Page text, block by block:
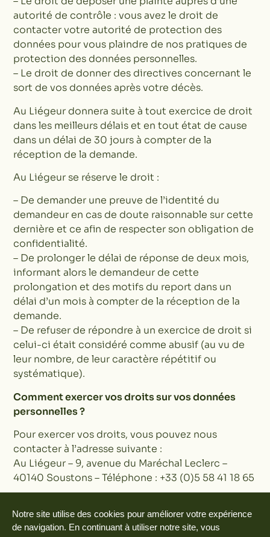
Notre site utilise des cookies pour améliorer votre expérience
de navigation. En continuant à utiliser notre site, vous
autorité de contrôle : vous avez le droit de
contacter votre autorité de protection des
données pour vous plaindre de nos pratiques de
protection des données personnelles.
– Le droit de donner des directives concernant le
sort de vos données après votre décès.
Au Liégeur donnera suite à tout exercice de droit
dans les meilleurs délais et en tout état de cause
dans un délai de 30 jours à compter de la
réception de la demande.
Au Liégeur se réserve le droit :
– De demander une preuve de l’identité du
demandeur en cas de doute raisonnable sur cette
dernière et ce afin de respecter son obligation de
confidentialité.
– De prolonger le délai de réponse de deux mois,
informant alors le demandeur de cette
prolongation et des motifs du report dans un
délai d’un mois à compter de la réception de la
demande.
– De refuser de répondre à un exercice de droit si
celui-ci était considéré comme abusif (au vu de
leur nombre, de leur caractère répétitif ou
systématique).
Comment exercer vos droits sur vos données
personnelles ?
Pour exercer vos droits, vous pouvez nous
contacter à l’adresse suivante :
Au Liégeur – 9, avenue du Maréchal Leclerc –
40140 Soustons – Téléphone : +33 (0)5 58 41 18 65
engagements, vous estimez que vos droits
concernant vos données personnelles n’étaient